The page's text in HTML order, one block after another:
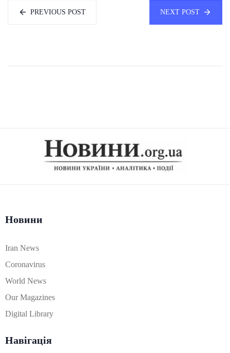
PREVIOUS POST NEXT POST
Новини
Iran News
Coronavirus
World News
Our Magazines
Digital Library
Навігація